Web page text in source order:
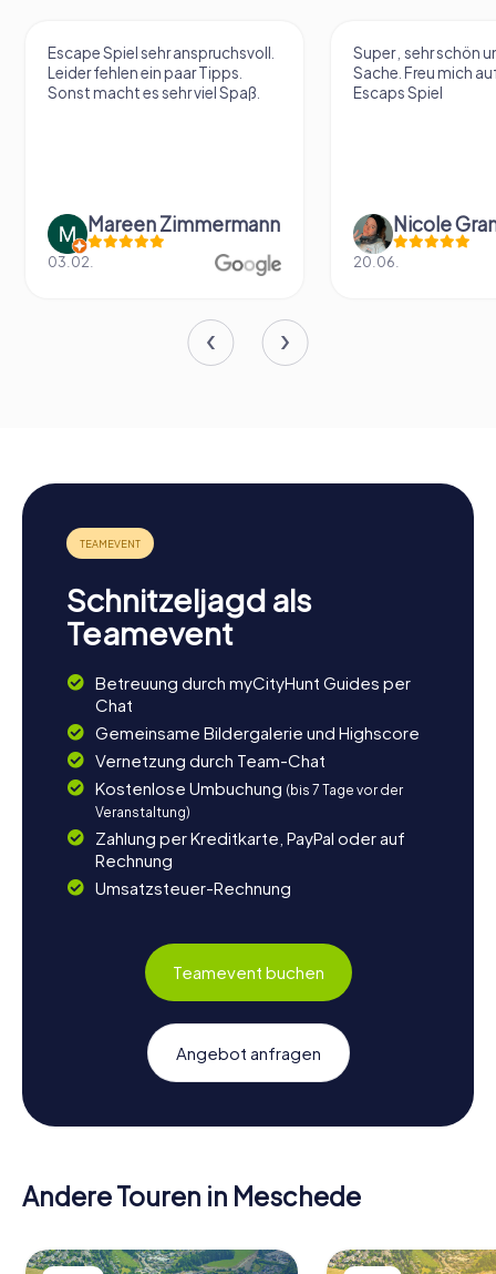
Escape Spiel sehr anspruchsvoll.
Leider fehlen ein paar Tipps.
Sonst macht es sehr viel Spaß.
Mareen Zimmermann
03.02.
Super , sehr schön
Sache. Freu mich
Escaps Spiel
Nicole
20.06.
Schnitzeljagd als
Teamevent
Betreuung durch myCityHunt Guides per
Chat
Gemeinsame Bildergalerie und Highscore
Vernetzung durch Team-Chat
Kostenlose Umbuchung (bis 7 Tage vor der
Veranstaltung)
Zahlung per Kreditkarte, PayPal oder auf
Rechnung
Umsatzsteuer-Rechnung
Teamevent buchen
Angebot anfragen
Andere Touren in Meschede